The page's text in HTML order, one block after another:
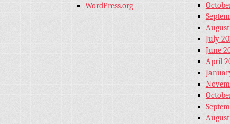
WordPress.org
July
June
April